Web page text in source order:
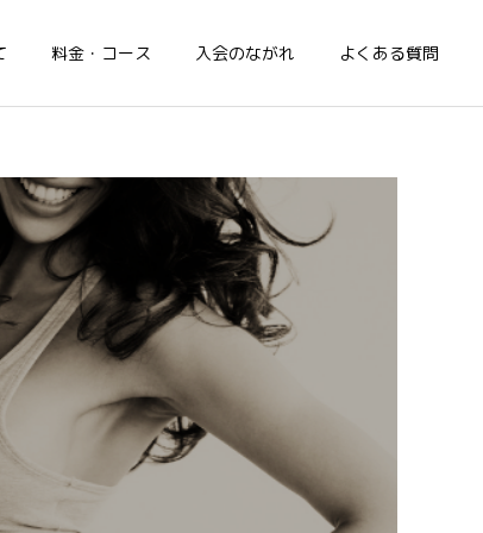
料金・コース 入会のながれ よくある質問